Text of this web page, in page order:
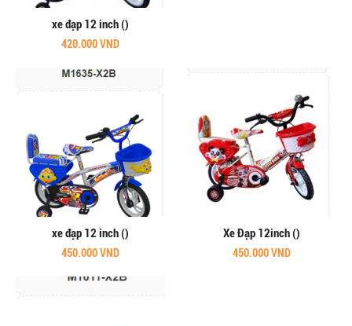
xe đạp 12 inch ()
420.000 VND
xe đạp 12 inch ()
450.000 VND
Xe Đạp 12inch ()
450.000 VND